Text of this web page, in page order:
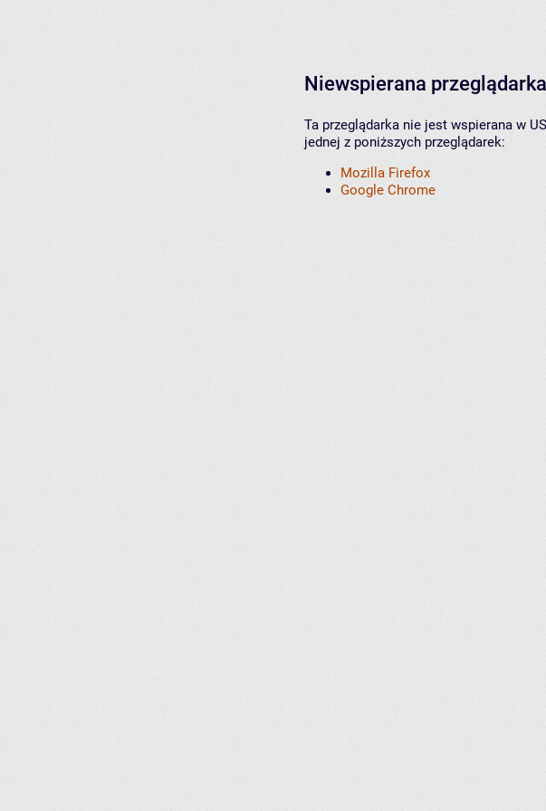
Niewspierana przeglądarka
Ta przeglądarka nie jest wspierana w
jednej z poniższych przeglądarek:
Mozilla Firefox
Google Chrome